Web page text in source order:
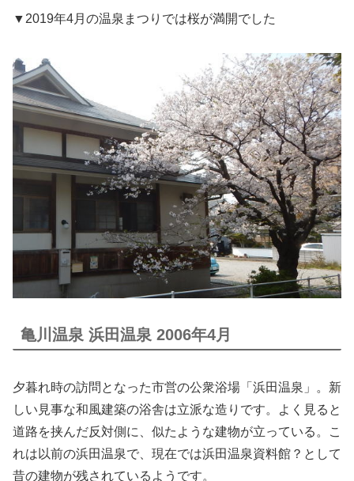
▼2019年4月の温泉まつりでは桜が満開でした
亀川温泉 浜田温泉 2006年4月
夕暮れ時の訪問となった市営の公衆浴場「浜田温泉」。新
しい見事な和風建築の浴舎は立派な造りです。よく見ると
道路を挟んだ反対側に、似たような建物が立っている。こ
れは以前の浜田温泉で、現在では浜田温泉資料館？として
昔の建物が残されているようです。